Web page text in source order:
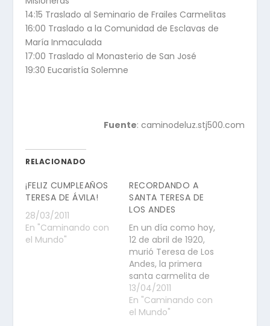
14:15 Traslado al Seminario de Frailes Carmelitas
16:00 Traslado a la Comunidad de Esclavas de
María Inmaculada
17:00 Traslado al Monasterio de San José
19:30 Eucaristía Solemne
Fuente: caminodeluz.stj500.com
RELACIONADO
¡FELIZ CUMPLEAÑOS
TERESA DE ÁVILA!
28/03/2011
En "Caminando con
el Mundo"
RECORDANDO A
SANTA TERESA DE
LOS ANDES
En un día como hoy,
12 de abril de 1920,
murió Teresa de Los
Andes, la primera
santa carmelita de
América. Hoy la
recordamos con
cariño, por ser
13/04/2011
En "Caminando con
el Mundo"